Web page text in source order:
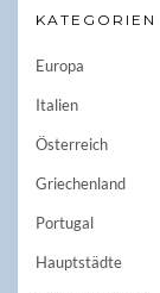
KATEGORIEN
Europa
Italien
Österreich
Griechenland
Portugal
Hauptstädte